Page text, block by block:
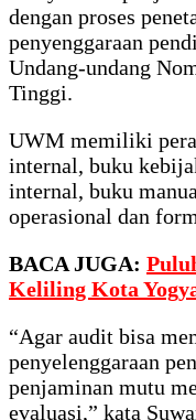
dengan proses
penyenggaraan
Undang-undang
Tinggi.
UWM memiliki
internal, buku
internal, buku
operasional dan
BACA JUGA:
Keliling Kota
“Agar audit bisa
penyelenggaraan
penjaminan mutu
evaluasi,” kata